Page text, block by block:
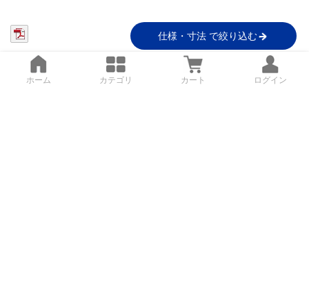
仕様・寸法 で絞り込む
ホーム カテゴリ カート ログイン